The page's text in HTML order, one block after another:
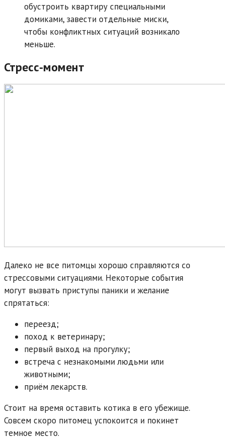
обустроить квартиру специальными
домиками, завести отдельные миски,
чтобы конфликтных ситуаций возникало
меньше.
Стресс-момент
Далеко не все питомцы хорошо справляются со
стрессовыми ситуациями. Некоторые события
могут вызвать приступы паники и желание
спрятаться:
переезд;
поход к ветеринару;
первый выход на прогулку;
встреча с незнакомыми людьми или
животными;
приём лекарств.
Стоит на время оставить котика в его убежище.
Совсем скоро питомец успокоится и покинет
темное место.